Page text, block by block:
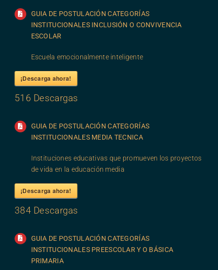
GUIA DE POSTULACIÓN CATEGORÍAS
INSTITUCIONALES INCLUSIÓN O CONVIVENCIA
ESCOLAR
Escuela emocionalmente inteligente
¡Descarga ahora!
516 Descargas
GUIA DE POSTULACIÓN CATEGORÍAS
INSTITUCIONALES MEDIA TECNICA
Instituciones educativas que promueven los proyectos
de vida en la educación media
¡Descarga ahora!
384Descargas
GUIA DE POSTULACIÓN CATEGORÍAS
INSTITUCIONALES PREESCOLAR Y O BÁSICA
PRIMARIA